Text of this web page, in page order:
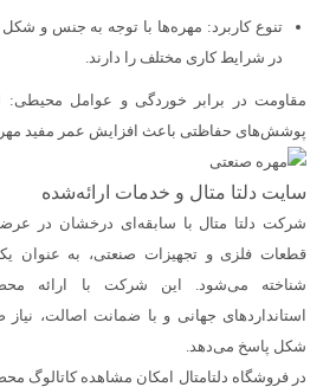
تنوع کاربرد: مهره‌ها با توجه به جنس و شکل
در شرایط کاری مختلف را دارند.
مقاومت در برابر خوردگی و عوامل محیطی:
پوشش‌های حفاظتی باعث افزایش عمر مفید
سایت دلتا متال و خدمات ارائه‌شده
شرکت دلتا متال با سابقه‌ای درخشان در
قطعات فلزی و تجهیزات صنعتی، به عنوان یکی
شناخته می‌شود. این شرکت با ارائه
استانداردهای جهانی و با ضمانت اصالت، نیاز
شکل پاسخ می‌دهد.
در فروشگاه دلتامتال امکان مشاهده کاتالوگ